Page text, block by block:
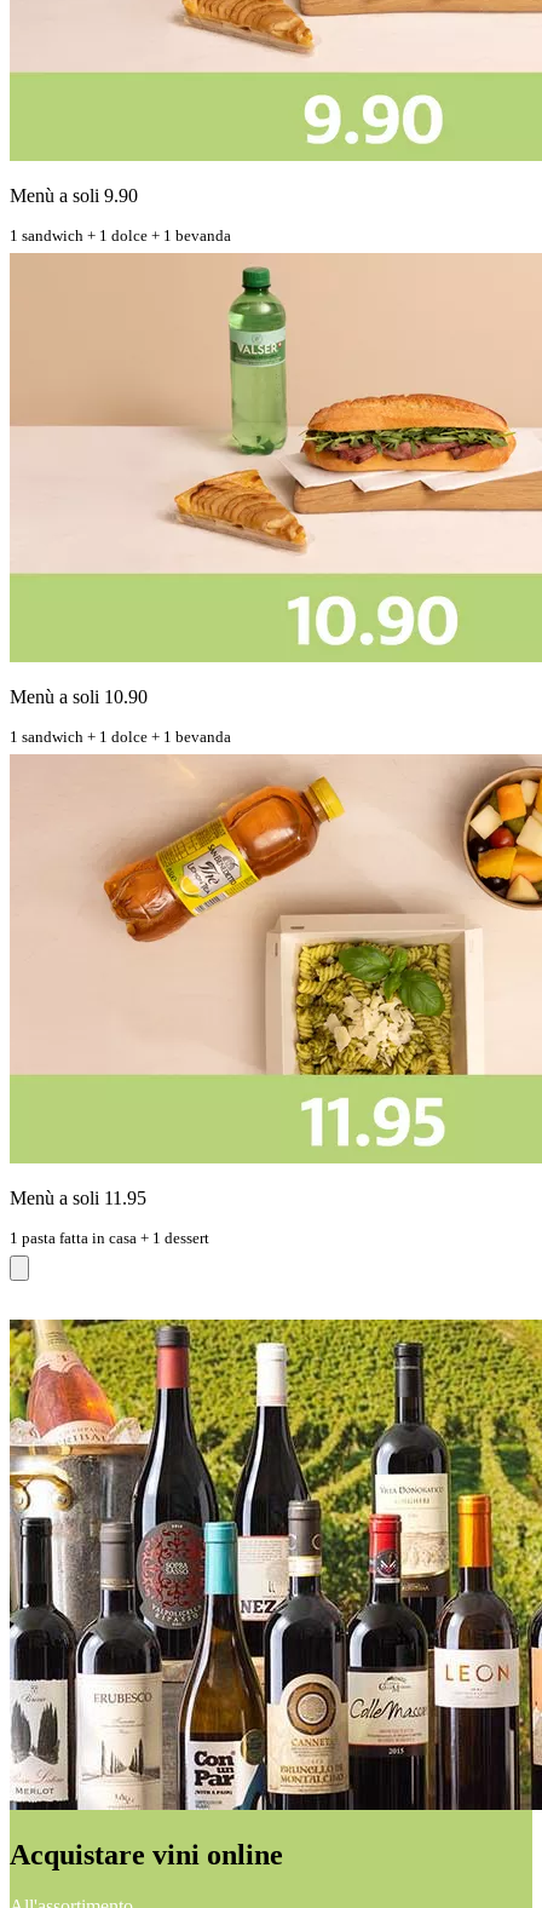
Menù a soli 9.90
1 sandwich + 1 dolce + 1 bevanda
Menù a soli 10.90
1 sandwich + 1 dolce + 1 bevanda
Menù a soli 11.95
1 pasta fatta in casa + 1 dessert
Acquistare vini online